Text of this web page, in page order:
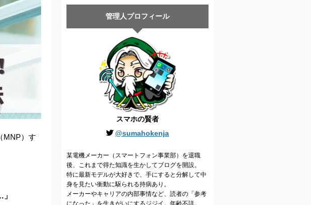
MNP）す
管理人プロフィール
スマホの賢者
@sumahokenja
某電機メーカー（スマートフォン事業部）を退職
後、これまで得た知識を生かしてブログを開設。
特に最新モデルが大好きで、手にすると分解して中
身を見たい衝動に駆られる持病あり。
メーカーやキャリアの内部事情など、読者の「参考